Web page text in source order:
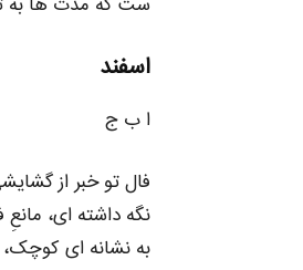
اسفند
ا ب ج
فال تو خبر از
نگه داشته‌ ای،
به نشانه‌ ای کوچک،